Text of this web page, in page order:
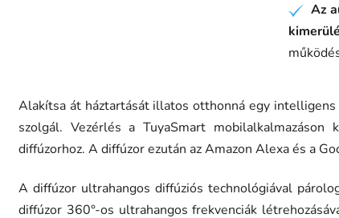
✔
Az
Alakítsa át háztartását illatos otthonná egy
szolgál. Vezérlés a TuyaSmart
diffúzorhoz. A diffúzor ezután az Amazon Alexa és a
A diffúzor ultrahangos diffúziós technológiával
diffúzor 360°-os ultrahangos frekvenciák